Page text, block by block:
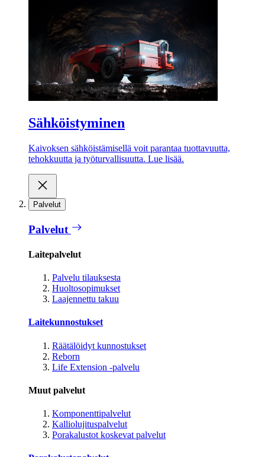
Sähköistyminen
Kaivoksen sähköistämisellä voit parantaa tuottavuutta,
tehokkuutta ja työturvallisuutta. Lue lisää.
Palvelut
Palvelut
Laitepalvelut
Palvelu tilauksesta
Huoltosopimukset
Laajennettu takuu
Laitekunnostukset
Räätälöidyt kunnostukset
Reborn
Life Extension -palvelu
Muut palvelut
Komponenttipalvelut
Kalliolujituspalvelut
Porakalustot koskevat palvelut